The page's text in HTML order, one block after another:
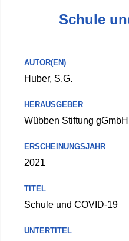
Schule
AUTOR(EN)
Huber, S.G.
HERAUSGEBER
Wübben Stiftung gGmbH
ERSCHEINUNGSJAHR
2021
TITEL
Schule und COVID-19
UNTERTITEL